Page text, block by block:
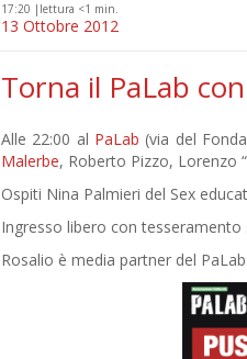
17:20 | lettura <1 min.
13 Ottobre 2012
Torna il PaLab
Alle 22:00 al PaLab (via del
Malerbe, Roberto Pizzo, Lorenzo
Ospiti Nina Palmieri del Sex
Ingresso libero con tesseramento
Rosalio è media partner del PaLab.